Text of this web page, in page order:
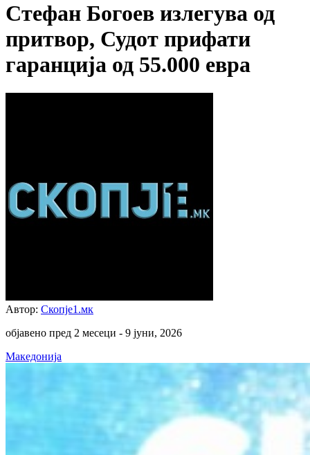
Стефан Богоев излегува од
притвор, Судот прифати
гаранција од 55.000 евра
Автор: Скопје1.мк
објавено пред 2 месеци - 9 јуни, 2026
Македонија